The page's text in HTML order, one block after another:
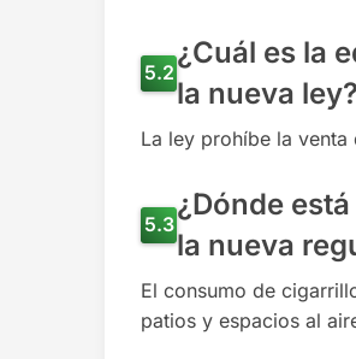
¿Cuál es la
la nueva ley?
La ley prohíbe la
¿Dónde
la nueva
El consumo de
patios y espacios al